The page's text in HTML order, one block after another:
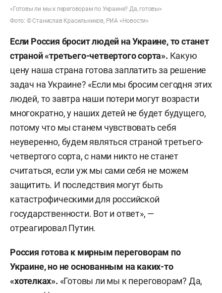
«Готовы ли мы к переговорам по Украине? Да, готовы»
Фото: © Станислав Красильников, РИА «Новости»
Если Россия бросит людей на Украине, то станет
страной «третьего-четвертого сорта». Какую
цену наша страна готова заплатить за решение
задач на Украине? «Если мы бросим сегодня этих
людей, то завтра наши потери могут возрасти
многократно, у наших детей не будет будущего,
потому что мы станем чувствовать себя
неуверенно, будем являться страной третьего-
четвертого сорта, с нами никто не станет
считаться, если уж мы сами себя не можем
защитить. И последствия могут быть
катастрофическими для российской
государственности. Вот и ответ», —
отреагировал Путин.
Россия готова к мирным переговорам по
Украине, но не основанным на каких-то
«хотелках». «Готовы ли мы к переговорам? Да,